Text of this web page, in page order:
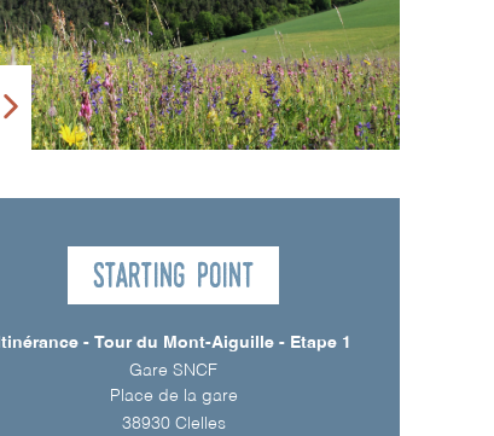
Starting point
Itinérance - Tour du Mont-Aiguille - Etape 1
Gare SNCF
Place de la gare
38930 Clelles